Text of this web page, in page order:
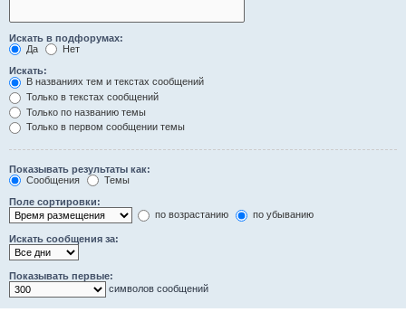
Искать в подфорумах:
Да
Нет
Искать:
В названиях тем и текстах сообщений
Только в текстах сообщений
Только по названию темы
Только в первом сообщении темы
Показывать результаты как:
Сообщения
Темы
Поле сортировки:
по возрастанию
по убыванию
Искать сообщения за:
Показывать первые:
символов сообщений